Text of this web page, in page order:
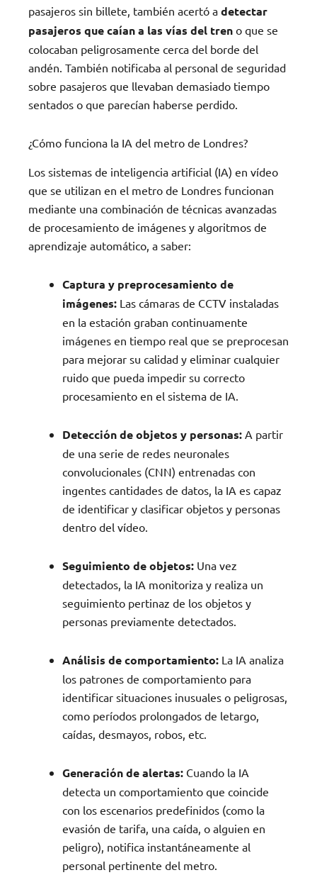
pasajeros sin billete, también acertó a detectar
pasajeros que caían a las vías del tren o que se
colocaban peligrosamente cerca del borde del
andén. También notificaba al personal de seguridad
sobre pasajeros que llevaban demasiado tiempo
sentados o que parecían haberse perdido.
¿Cómo funciona la IA del metro de Londres?
Los sistemas de inteligencia artificial (IA) en vídeo
que se utilizan en el metro de Londres funcionan
mediante una combinación de técnicas avanzadas
de procesamiento de imágenes y algoritmos de
aprendizaje automático, a saber:
Captura y preprocesamiento de
imágenes: Las cámaras de CCTV instaladas
en la estación graban continuamente
imágenes en tiempo real que se preprocesan
para mejorar su calidad y eliminar cualquier
ruido que pueda impedir su correcto
procesamiento en el sistema de IA.
Detección de objetos y personas: A partir
de una serie de redes neuronales
convolucionales (CNN) entrenadas con
ingentes cantidades de datos, la IA es capaz
de identificar y clasificar objetos y personas
dentro del vídeo.
Seguimiento de objetos: Una vez
detectados, la IA monitoriza y realiza un
seguimiento pertinaz de los objetos y
personas previamente detectados.
Análisis de comportamiento: La IA analiza
los patrones de comportamiento para
identificar situaciones inusuales o peligrosas,
como períodos prolongados de letargo,
caídas, desmayos, robos, etc.
Generación de alertas: Cuando la IA
detecta un comportamiento que coincide
con los escenarios predefinidos (como la
evasión de tarifa, una caída, o alguien en
peligro), notifica instantáneamente al
personal pertinente del metro.